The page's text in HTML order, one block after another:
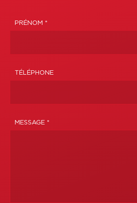
PRÉNOM *
TÉLÉPHONE
MESSAGE *